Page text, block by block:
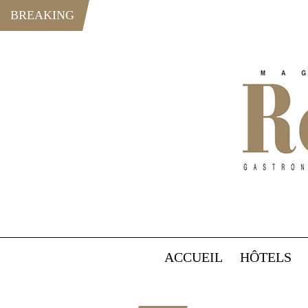
BREAKING
ACCUEIL HÔTELS